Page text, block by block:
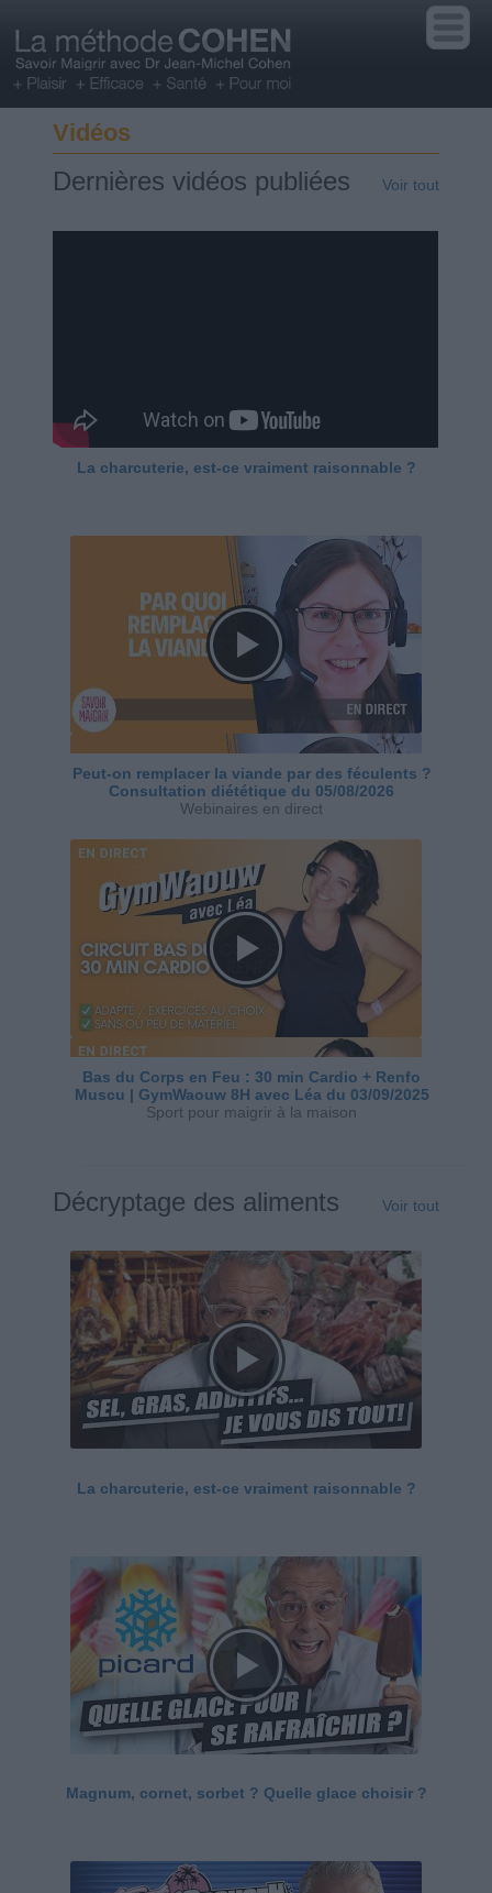
Vidéos
Dernières vidéos publiées Voir tout
La charcuterie, est-ce vraiment raisonnable ?
Peut-on remplacer la viande par des féculents ?
Consultation diététique du 05/08/2026
Webinaires en direct
Bas du Corps en Feu : 30 min Cardio + Renfo
Muscu | GymWaouw 8H avec Léa du 03/09/2025
Sport pour maigrir à la maison
Décryptage des aliments Voir tout
La charcuterie, est-ce vraiment raisonnable ?
Magnum, cornet, sorbet ? Quelle glace choisir ?